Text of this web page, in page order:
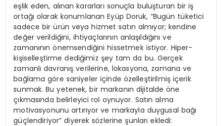
eşlik eden, alınan kararları sonuçla buluşturan bir iş
ortağı olarak konumlanan Eyüp Doruk, “Bugün tüketici
sadece bir ürün veya hizmet satın almıyor; kendine
değer verildiğini, ihtiyaçlarının anlaşıldığını ve
zamanının önemsendiğini hissetmek istiyor. Hiper-
kişiselleştirme dediğimiz şey tam da bu. Gerçek
zamanlı davranış verilerine, lokasyona, zamana ve
bağlama göre saniyeler içinde özelleştirilmiş içerik
sunmak. Bu yetenek, bir markanın dijitalde öne
çıkmasında belirleyici rol oynuyor. Satın alma
motivasyonunu artırıyor ve markayla duygusal bağı
güçlendiriyor” diyerek sözlerine şunları ekledi: